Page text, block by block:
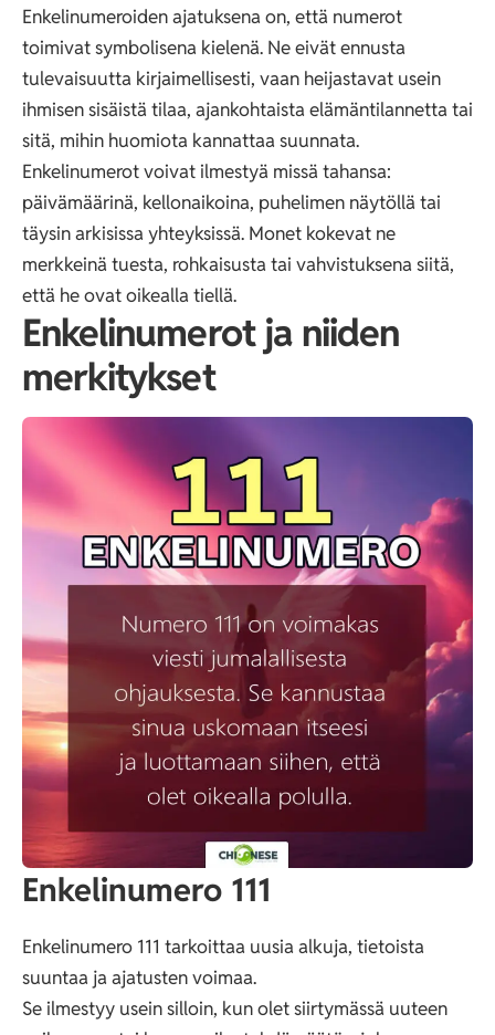
Enkelinumeroiden ajatuksena on, että numerot
toimivat symbolisena kielenä. Ne eivät ennusta
tulevaisuutta kirjaimellisesti, vaan heijastavat usein
ihmisen sisäistä tilaa, ajankohtaista elämäntilannetta tai
sitä, mihin huomiota kannattaa suunnata.
Enkelinumerot voivat ilmestyä missä tahansa:
päivämäärinä, kellonaikoina, puhelimen näytöllä tai
täysin arkisissa yhteyksissä. Monet kokevat ne
merkkeinä tuesta, rohkaisusta tai vahvistuksena siitä,
että he ovat oikealla tiellä.
Enkelinumerot ja niiden
merkitykset
Enkelinumero 111
Enkelinumero 111 tarkoittaa uusia alkuja, tietoista
suuntaa ja ajatusten voimaa.
Se ilmestyy usein silloin, kun olet siirtymässä uuteen